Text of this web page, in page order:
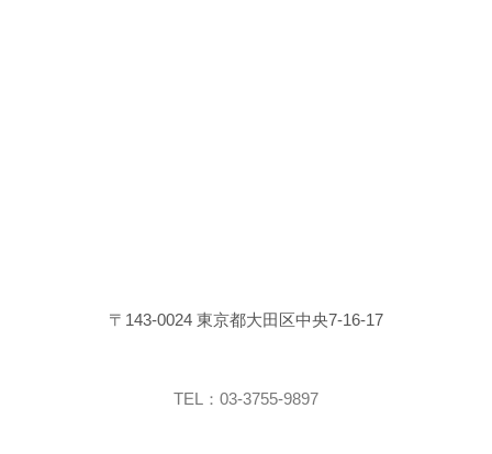
〒143-0024 東京都大田区中央7-16-17
TEL：03-3755-9897